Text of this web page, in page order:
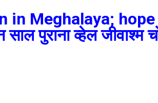
Meghalaya;
पुराना व्हेल जीवाश्म